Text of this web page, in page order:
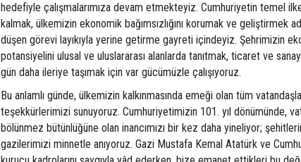
hedefiyle çalışmalarımıza devam etmekteyiz. Cumhuriyetin temel
kalmak, ülkemizin ekonomik bağımsızlığını korumak ve geliştirmek
düşen görevi layıkıyla yerine getirme gayreti içindeyiz. Şehrimizin
potansiyelini ulusal ve uluslararası alanlarda tanıtmak, ticaret ve
gün daha ileriye taşımak için var gücümüzle çalışıyoruz.
Bu anlamlı günde, ülkemizin kalkınmasında emeği olan tüm
teşekkürlerimizi sunuyoruz. Cumhuriyetimizin 101. yıl dönümünde,
bölünmez bütünlüğüne olan inancımızı bir kez daha yineliyor;
gazilerimizi minnetle anıyoruz. Gazi Mustafa Kemal Atatürk ve